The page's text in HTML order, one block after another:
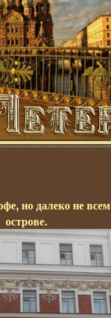
но далеко не
острове.